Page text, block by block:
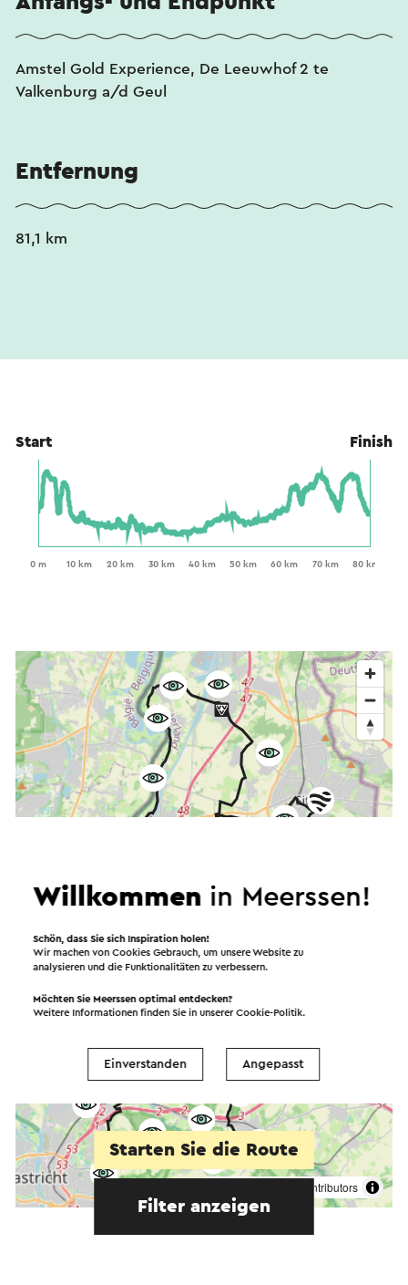
Amstel Gold Experience, De Leeuwhof 2 te
Valkenburg a/d Geul
Entfernung
81,1 km
Start Finish
contributors
Starten Sie die Route
Filter anzeigen
Willkommen in Meerssen!
Schön, dass Sie sich Inspiration holen!
Wir machen von Cookies Gebrauch, um unsere Website zu
analysieren und die Funktionalitäten zu verbessern.
Möchten Sie Meerssen optimal entdecken?
Weitere Informationen finden Sie in unsererCookie-Politik.
Einverstanden Angepasst